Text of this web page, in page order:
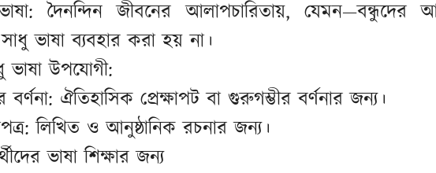
দৈনন্দিন জীবনের আলাপচারিতায়, যেমন—বন্ধুদের
ভাষা ব্যবহার করা হয় না।
ভাষা উপযোগী:
ঐতিহাসিক প্রেক্ষাপট বা গুরুগম্ভীর বর্ণনার জন্য।
লিখিত ও আনুষ্ঠানিক রচনার জন্য।
ভাষা শিক্ষার জন্য